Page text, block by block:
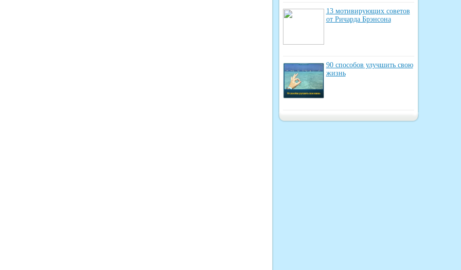
13 мотивирующих советов
от Ричарда Брэнсона
90 способов улучшить свою
жизнь